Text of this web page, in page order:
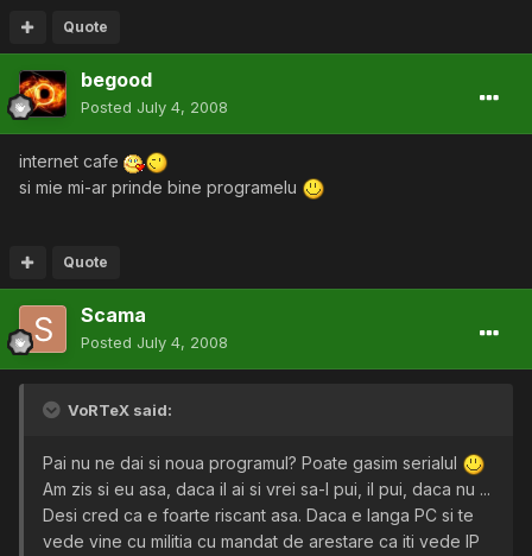
Quote
begood
Posted July 4, 2008
internet cafe
si mie mi-ar prinde bine programelu
Quote
Scama
Posted July 4, 2008
VoRTeX said:
Pai nu ne dai si noua programul? Poate gasim serialul
Am zis si eu asa, daca il ai si vrei sa-l pui, il pui, daca nu ...
Desi cred ca e foarte riscant asa. Daca e langa PC si te
vede vine cu militia cu mandat de arestare ca iti vede IP